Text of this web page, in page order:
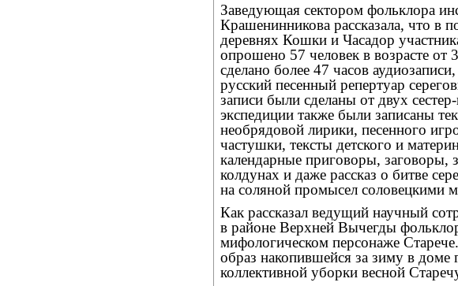
Заведующая сектором фольклора
Крашенинникова рассказала, что в
деревнях Кошки и Часадор
опрошено 57 человек в возрасте от
сделано более 47 часов
русский песенный репертуар
записи были сделаны от двух
экспедиции также были записаны
необрядовой лирики, песенного
частушки, тексты детского и
календарные приговоры, заговоры,
колдунах и даже рассказ о битве
на соляной промысел соловецкими
Как рассказал ведущий научный
в районе Верхней Вычегды
мифологическом персонаже
образ накопившейся за зиму в доме
коллективной уборки весной